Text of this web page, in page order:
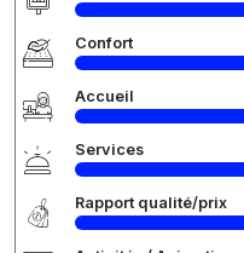
Confort
Accueil
Services
Rapport qualité/prix